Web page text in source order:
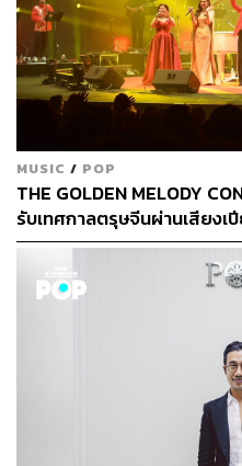
MUSIC / POP
THE GOLDEN MELODY
รับเทศกาลตรุษจีนผ่านเสียงเ